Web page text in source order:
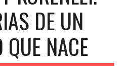
DE UN
NACE